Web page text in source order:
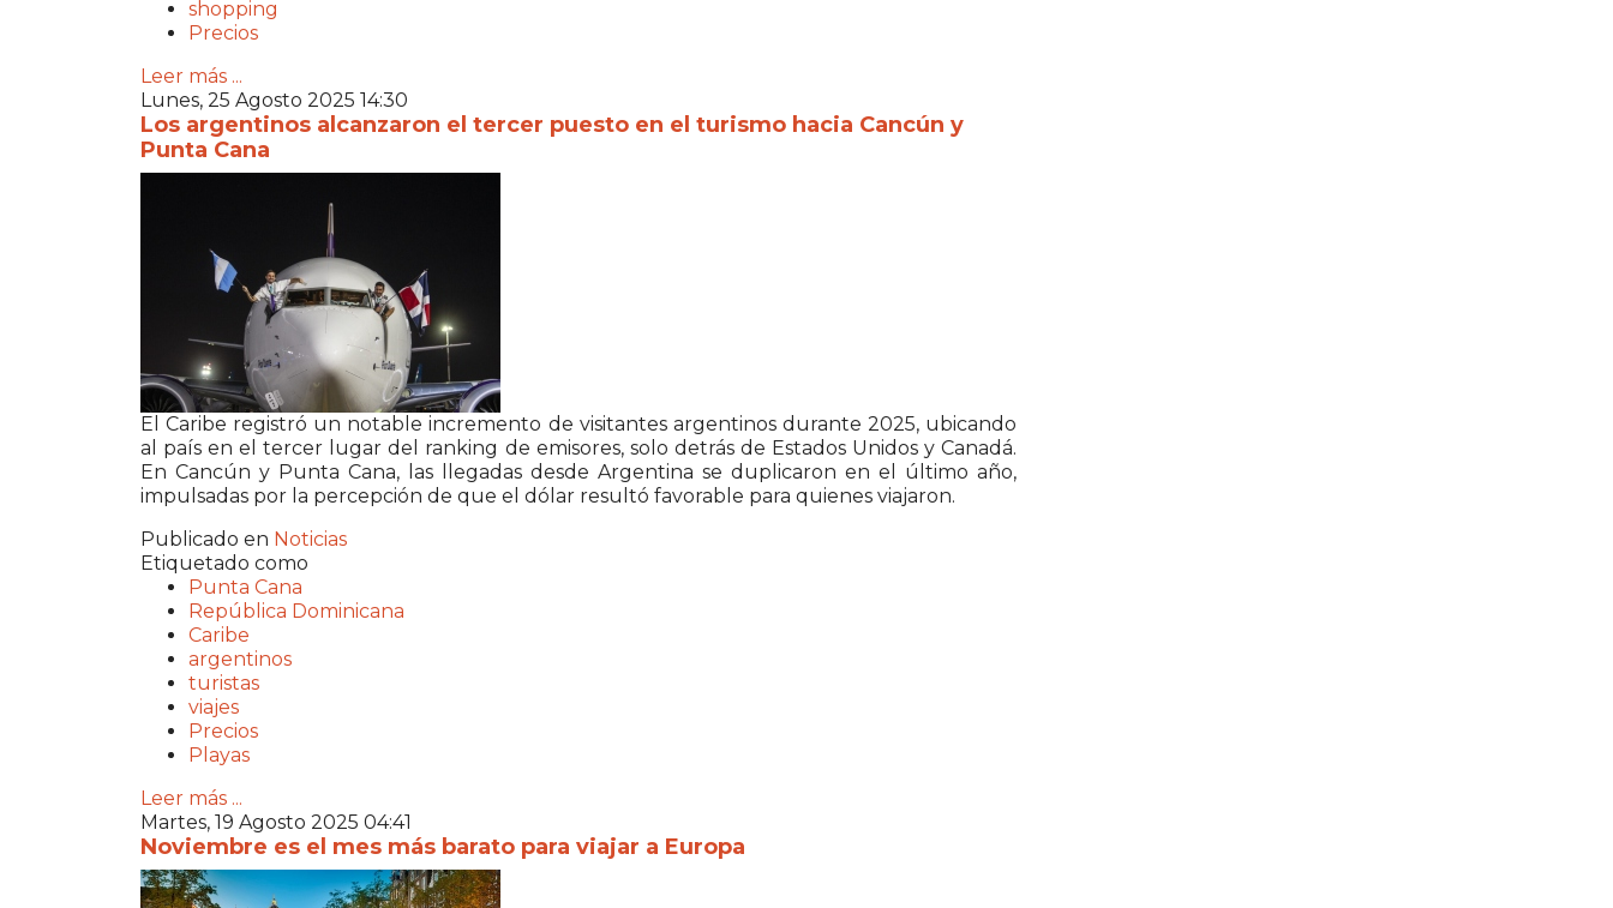
shopping
Precios
Leer más ...
Lunes, 25 Agosto 2025 14:30
Los argentinos alcanzaron el tercer puesto en el turismo hacia Cancún y
Punta Cana
El Caribe registró un notable incremento de visitantes argentinos durante 2025, ubicando
al país en el tercer lugar del ranking de emisores, solo detrás de Estados Unidos y Canadá.
En Cancún y Punta Cana, las llegadas desde Argentina se duplicaron en el último año,
impulsadas por la percepción de que el dólar resultó favorable para quienes viajaron.
Publicado en Noticias
Etiquetado como
Punta Cana
República Dominicana
Caribe
argentinos
turistas
viajes
Precios
Playas
Leer más ...
Martes, 19 Agosto 2025 04:41
Noviembre es el mes más barato para viajar a Europa